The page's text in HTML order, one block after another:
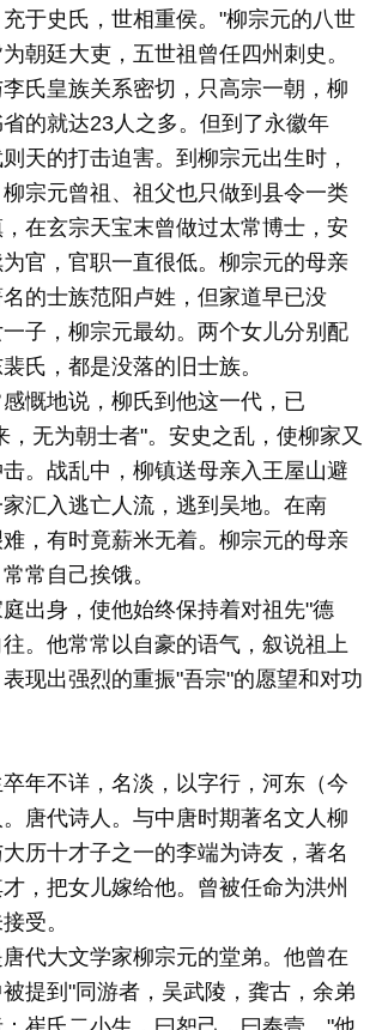
于史氏，世相重侯。"柳宗元的八世
朝廷大吏，五世祖曾任四州刺史。
氏皇族关系密切，只高宗一朝，柳
的就达23人之多。但到了永徽年
天的打击迫害。到柳宗元出生时，
宗元曾祖、祖父也只做到县令一类
在玄宗天宝末曾做过太常博士，安
官，官职一直很低。柳宗元的母亲
的士族范阳卢姓，但家道早已没
子，柳宗元最幼。两个女儿分别配
氏，都是没落的旧士族。
地说，柳氏到他这一代，已
，无为朝士者"。安史之乱，使柳家又
。战乱中，柳镇送母亲入王屋山避
汇入逃亡人流，逃到吴地。在南
，有时竟薪米无着。柳宗元的母亲
常自己挨饿。
身，使他始终保持着对祖先"德
。他常常以自豪的语气，叙说祖上
现出强烈的重振"吾宗"的愿望和对功
不详，名淡，以字行，河东（今
唐代诗人。与中唐时期著名文人柳
历十才子之一的李端为诗友，著名
，把女儿嫁给他。曾被任命为洪州
受。
大文学家柳宗元的堂弟。他曾在
被提到"同游者，吴武陵，龚古，余弟